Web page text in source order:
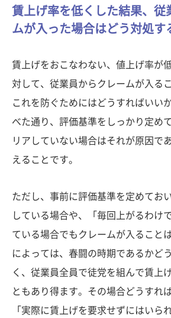
賃上げ率を低くした結果、従
ムが入った場合はどう対処す
賃上げをおこなわない、値上げ率が
対して、従業員からクレームが入る
これを防ぐためにはどうすればいい
べた通り、評価基準をしっかり定め
リアしていない場合はそれが原因で
えることです。
ただし、事前に評価基準を定めてお
している場合や、「毎回上がるわけ
ている場合でもクレームが入ること
によっては、春闘の時期であるかど
く、従業員全員で徒党を組んで賃上
ともあり得ます。その場合どうすれ
「実際に賃上げを要求せずにはいら